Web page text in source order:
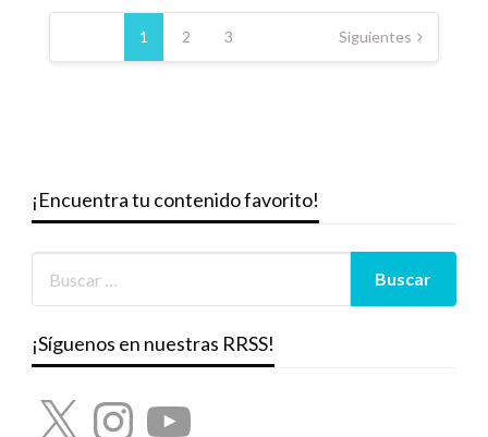
Paginación
entradas
1 2 3 Siguientes
¡Encuentra tu contenido favorito!
¡Síguenos en nuestras RRSS!
X InstagramYouTube